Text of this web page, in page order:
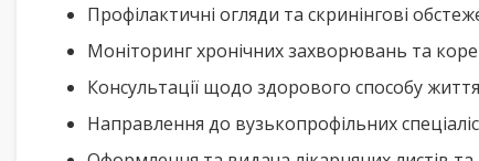
Профілактичні огляди та скринінгові
Моніторинг хронічних захворювань та
Консультації щодо здорового способу
Направлення до вузькопрофільних